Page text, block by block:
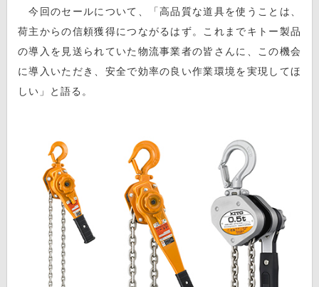
今回のセールについて、「高品質な道具を使うことは、
荷主からの信頼獲得につながるはず。これまでキトー製品
の導入を見送られていた物流事業者の皆さんに、この機会
に導入いただき、安全で効率の良い作業環境を実現してほ
しい」と語る。